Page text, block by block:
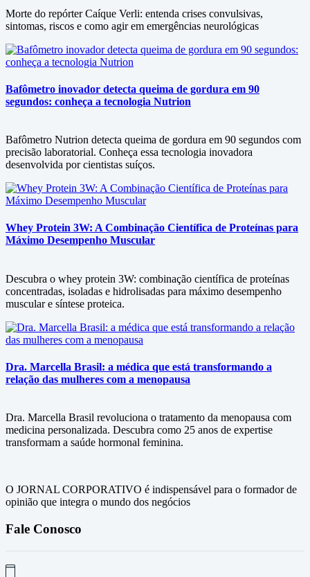
Morte do repórter Caíque Verli: entenda crises convulsivas,
sintomas, riscos e como agir em emergências neurológicas
Bafômetro inovador detecta queima de gordura em 90
segundos: conheça a tecnologia Nutrion
Bafômetro Nutrion detecta queima de gordura em 90 segundos com
precisão laboratorial. Conheça essa tecnologia inovadora
desenvolvida por cientistas suíços.
Whey Protein 3W: A Combinação Científica de Proteínas para
Máximo Desempenho Muscular
Descubra o whey protein 3W: combinação científica de proteínas
concentradas, isoladas e hidrolisadas para máximo desempenho
muscular e síntese proteica.
Dra. Marcella Brasil: a médica que está transformando a
relação das mulheres com a menopausa
Dra. Marcella Brasil revoluciona o tratamento da menopausa com
medicina personalizada. Descubra como 25 anos de expertise
transformam a saúde hormonal feminina.
O JORNAL CORPORATIVO é indispensável para o formador de
opinião que integra o mundo dos negócios
Fale Conosco